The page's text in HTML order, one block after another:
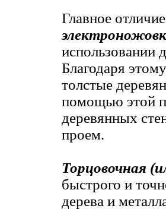
Главное
использовании
Благодаря
толстые
помощью этой
деревянных
проем.
Торцовочная
быстрого и
дерева и